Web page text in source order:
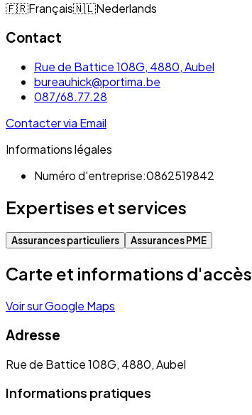
🇫🇷Français🇳🇱Nederlands
Contact
Rue de Battice 108G, 4880, Aubel
bureauhick@portima.be
087/68.77.28
Contacter via Email
Informations légales
Numéro d'entreprise:0862519842
Expertises et services
Assurances particuliers Assurances PME
Carte et informations d'accès
Voir sur Google Maps
Adresse
Rue de Battice 108G, 4880, Aubel
Informations pratiques